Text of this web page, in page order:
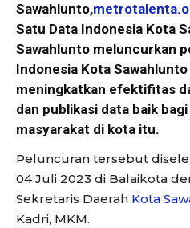
Sawahlunto,
Satu Data Indonesia Kota
Sawahlunto meluncurkan
Indonesia Kota
meningkatkan efektifitas
dan publikasi data baik
masyarakat di kota itu.
Peluncuran tersebut
04 Juli 2023 di Balaikota
Sekretaris Daerah Kota
Kadri, MKM.